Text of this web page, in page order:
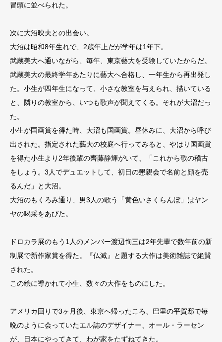
冒頭に並べられた。
次に大沼映夫との出会い。
大沼は昭和8年生れで、2歳年上だが学年は1年下。
武蔵美大へ通いながら、毎年、東京藝大を受験していたからだ。
武蔵美大の最終学年あたりに藝大へ合格し、一年生から再出発し
た。小生が四年生になって、小さな教室を与えられ、描いている
と、隣りの教室から、いつも歌声が聞えてくる。それが大沼だっ
た。
小生が国画賞を得た時、大沼も国画賞。昼休みに、大沼から呼び
出された。指定された藝大の校庭へ行ってみると、やはり国画賞
を得た小生より2年後輩の齊藤静輝がいて、「これから歌の稽古
をしょう。3人でデュエットして、初日の懇親会で名前と顔を売
るんだ」と大沼。
大沼のもくろみ通り、男3人の歌う「黄色いさくらんぼ」はヤン
ヤの喝采をあびた。
ドロカラ展のもう1人のメンバー渡辺恂三は2年先輩で数年前の新
制展で新作家賞を得た。『仏滅』と題する大作は美術雑誌で絶賛
された。
この絵に導かれて小生、数々の大作をものにした。
アメリカ回りで3ヶ月後、東京へ帰ったころ、巴里の平賀邸で毎
晩のように会っていたエル誌のデザイナー、オール・ラーセン
が、日本にやってきて、わが家をたずねてきた。